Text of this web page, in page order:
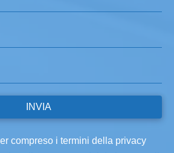
compreso i termini della privacy